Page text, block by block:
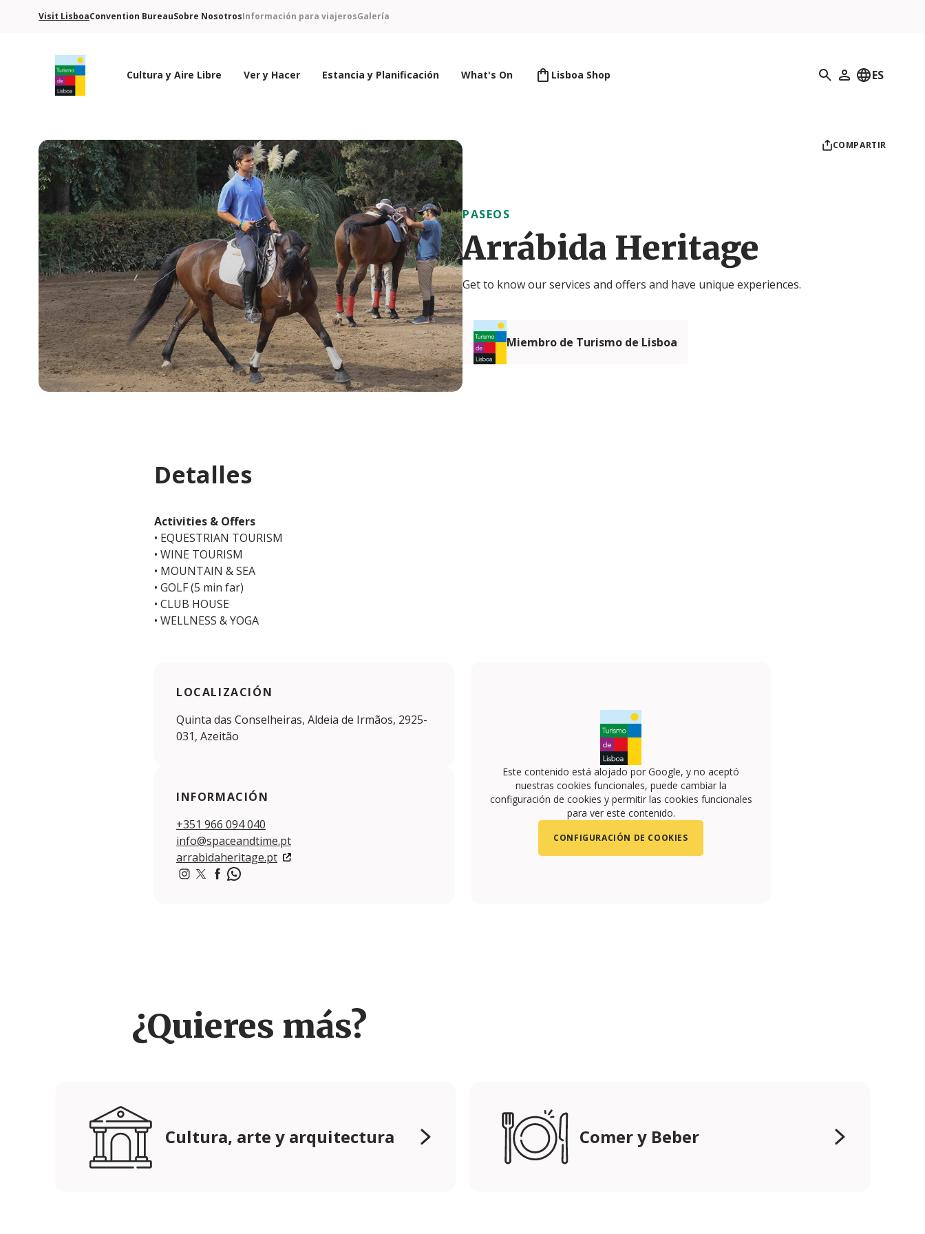
Visit LisboaConvention BureauSobre NosotrosInformación para viajerosGalería
Cultura y Aire Libre Ver y Hacer Estancia y Planificación What's On Lisboa Shop Búsqueda
Mi perfil
ES
COMPARTIR
PASEOS
Arrábida Heritage
Get to know our services and offers and have unique experiences.
Miembro de Turismo de Lisboa
Detalles
Activities & Offers
• EQUESTRIAN TOURISM
• WINE TOURISM
• MOUNTAIN & SEA
• GOLF (5 min far)
• CLUB HOUSE
• WELLNESS & YOGA
LOCALIZACIÓN
Quinta das Conselheiras, Aldeia de Irmãos, 2925-
031, Azeitão
INFORMACIÓN
+351 966 094 040
info@spaceandtime.pt
arrabidaheritage.pt
Este contenido está alojado por Google, y no aceptó
nuestras cookies funcionales, puede cambiar la
configuración de cookies y permitir las cookies funcionales
para ver este contenido.
CONFIGURACIÓN DE COOKIES
¿Quieres más?
Cultura, arte y arquitectura Comer y Beber